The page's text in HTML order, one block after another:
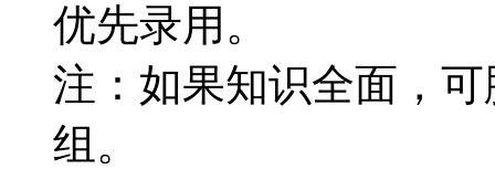
优先录用。
注：如果知识全面，
组。